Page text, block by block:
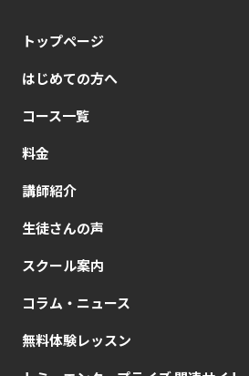
トップページ
はじめての方へ
コース一覧
料金
講師紹介
生徒さんの声
スクール案内
コラム・ニュース
無料体験レッスン